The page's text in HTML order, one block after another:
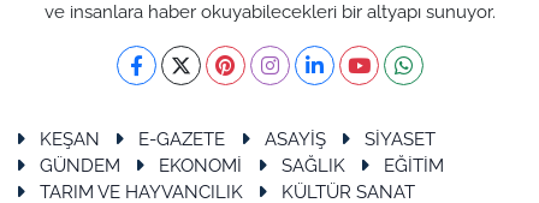
ve insanlara haber okuyabilecekleri bir altyapı sunuyor.
KEŞAN E-GAZETE ASAYİŞ
SİYASET
GÜNDEM
EKONOMİ SAĞLIK
EĞİTİM
TARIM VE HAYVANCILIK
KÜLTÜR SANAT